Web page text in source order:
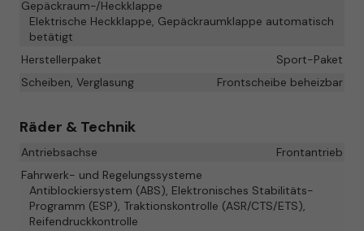
Gepäckraum-/Heckklappe
Elektrische Heckklappe, Gepäckraumklappe automatisch
betätigt
Herstellerpaket
Sport-Paket
Scheiben, Verglasung
Frontscheibe beheizbar
Räder & Technik
Antriebsachse
Frontantrieb
Fahrwerk- und Regelungssysteme
Antiblockiersystem (ABS), Elektronisches Stabilitäts-
Programm (ESP), Traktionskontrolle (ASR/CTS/ETS),
Reifendruckkontrolle